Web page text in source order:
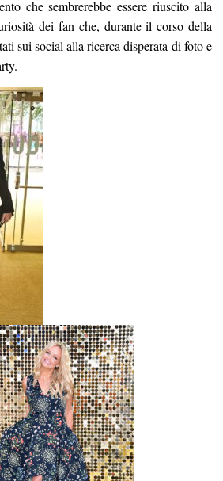
che sembrerebbe essere riuscito alla
dei fan che, durante il corso della
sui social alla ricerca disperata di foto e